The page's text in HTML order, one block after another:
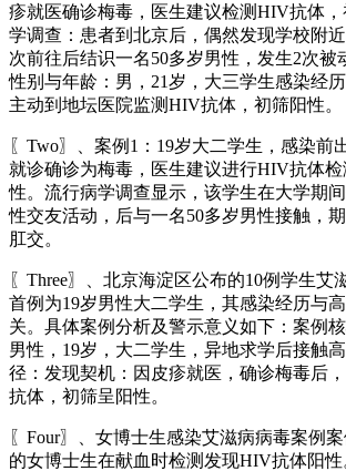
疹就医确诊梅毒，医生建议检测HIV抗体
学调查：患者到北京后，偶然发现学校附
次前往后结识一名50多岁男性，发生2次被
性别与年龄：男，21岁，大三学生感染经
主动到地坛医院监测HIV抗体，初筛阳性。
〖Two〗、案例1：19岁大二学生，感染前
就诊确诊为梅毒，医生建议进行HIV抗体
性。流行病学调查显示，该学生在大学期
性交友活动，后与一名50多岁男性接触，
肛交。
〖Three〗、北京海淀区公布的10例学生艾
首例为19岁男性大二学生，其感染经历与
关。具体案例分析及警示意义如下：案例
男性，19岁，大二学生，异地求学后接触
径：发现契机：因皮疹就医，确诊梅毒后
抗体，初筛呈阳性。
〖Four〗、女博士生感染艾滋病病毒案例
的女博士生在献血时检测发现HIV抗体阳